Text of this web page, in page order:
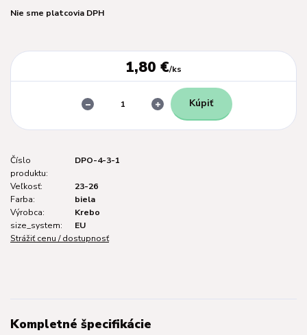
Nie sme platcovia DPH
1,80 €/ks
Kúpiť
Číslo
produktu:
DPO-4-3-1
Veľkosť:
23-26
Farba:
biela
Výrobca:
Krebo
size_system:
EU
Strážiť cenu / dostupnosť
Kompletné špecifikácie